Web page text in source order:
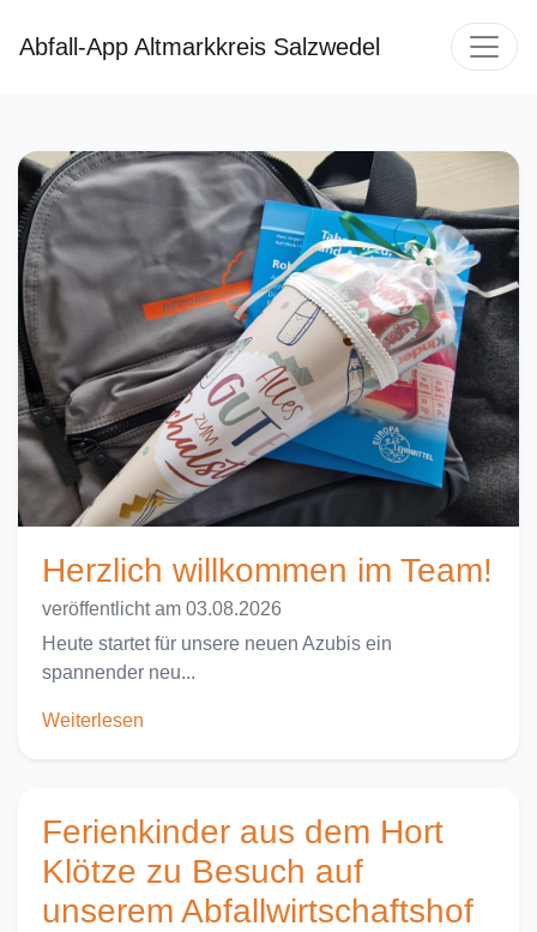
Abfall-App Altmarkkreis Salzwedel
Herzlich willkommen im Team!
veröffentlicht am 03.08.2026
Heute startet für unsere neuen Azubis ein
spannender neu...
Weiterlesen
Ferienkinder aus dem Hort
Klötze zu Besuch auf
unserem Abfallwirtschaftshof